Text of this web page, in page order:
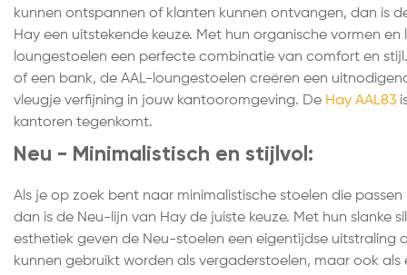
kunnen ontspannen of klanten kunnen ontvangen, dan is
Hay een uitstekende keuze. Met hun organische vormen
loungestoelen een perfecte combinatie van comfort en
of een bank, de AAL-loungestoelen creëren een
vleugje verfijning in jouw kantooromgeving. De Hay AAL83
kantoren tegenkomt.
Neu - Minimalistisch en stijlvol:
Als je op zoek bent naar minimalistische stoelen die
dan is de Neu-lijn van Hay de juiste keuze. Met hun slanke
esthetiek geven de Neu-stoelen een eigentijdse uitstraling
kunnen gebruikt worden als vergaderstoelen, maar ook